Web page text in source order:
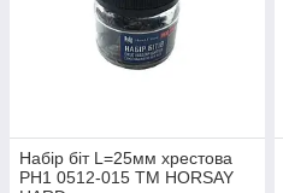
Набір біт L=25мм хрестова
PH1 0512-015 ТМ HORSAY